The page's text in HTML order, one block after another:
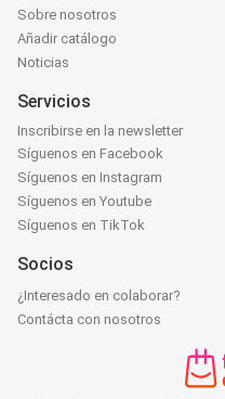
Sobre nosotros
Añadir catálogo
Noticias
Servicios
Inscribirse en la newsletter
Síguenos en Facebook
Síguenos en Instagram
Síguenos en Youtube
Síguenos en TikTok
Socios
¿Interesado en colaborar?
Contácta con nosotros